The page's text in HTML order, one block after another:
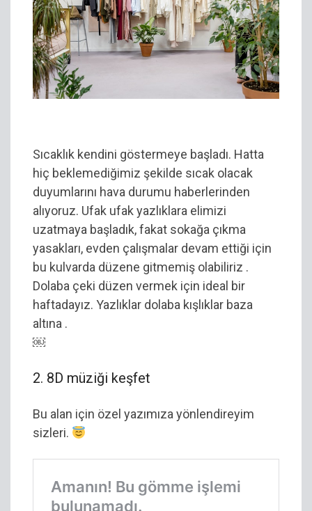
Sıcaklık kendini göstermeye başladı. Hatta
hiç beklemediğimiz şekilde sıcak olacak
duyumlarını hava durumu haberlerinden
alıyoruz. Ufak ufak yazlıklara elimizi
uzatmaya başladık, fakat sokağa çıkma
yasakları, evden çalışmalar devam ettiği için
bu kulvarda düzene gitmemiş olabiliriz .
Dolaba çeki düzen vermek için ideal bir
haftadayız. Yazlıklar dolaba kışlıklar baza
altına .
￼
2. 8D müziği keşfet
Bu alan için özel yazımıza yönlendireyim
sizleri.